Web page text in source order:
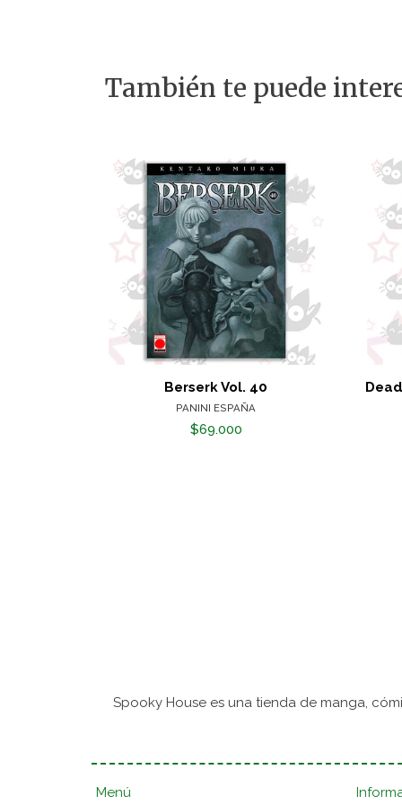
También te puede
Berserk Vol. 40
PANINI ESPAÑA
$69.000
Spooky House es una tienda de manga,
Menú